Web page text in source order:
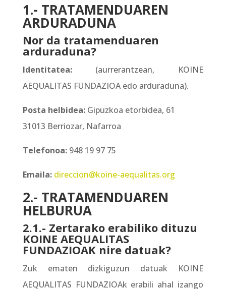
1.- TRATAMENDUAREN
ARDURADUNA
Nor da tratamenduaren
arduraduna?
Identitatea:(aurrerantzean, KOINE
AEQUALITAS FUNDAZIOA edo arduraduna).
Posta helbidea:Gipuzkoa etorbidea, 61
31013 Berriozar, Nafarroa
Telefonoa:948 19 97 75
Emaila: direccion@koine-aequalitas.org
2.- TRATAMENDUAREN
HELBURUA
2.1.- Zertarako erabiliko dituzu
KOINE AEQUALITAS
FUNDAZIOAK nire datuak?
Zuk ematen dizkiguzun datuak KOINE
AEQUALITAS FUNDAZIOAk erabili ahal izango